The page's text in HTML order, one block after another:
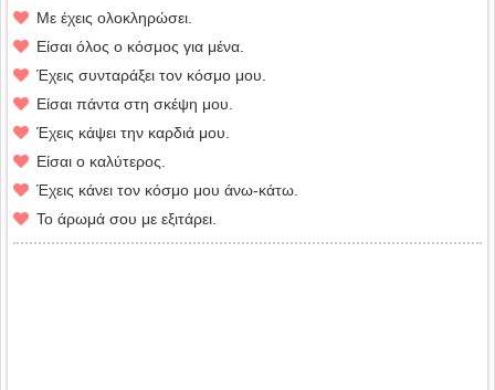
Με έχεις ολοκληρώσει.
Είσαι όλος ο κόσμος για μένα.
Έχεις συνταράξει τον κόσμο μου.
Είσαι πάντα στη σκέψη μου.
Έχεις κάψει την καρδιά μου.
Είσαι ο καλύτερος.
Έχεις κάνει τον κόσμο μου άνω-κάτω.
Το άρωμά σου με εξιτάρει.